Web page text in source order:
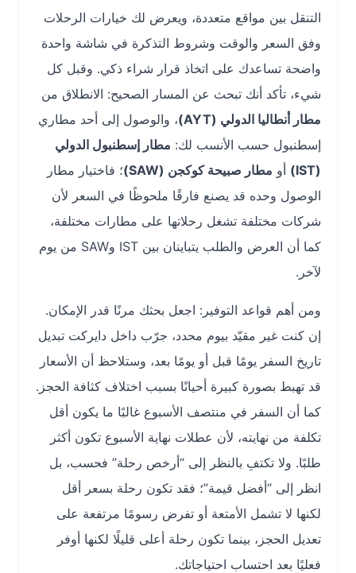
التنقل بين مواقع متعددة، ويعرض لك خيارات الرحلات
وفق السعر والوقت وشروط التذكرة في شاشة واحدة
واضحة تساعدك على اتخاذ قرار شراء ذكي. وقبل كل
شيء، تأكد أنك تبحث عن المسار الصحيح: الانطلاق من
مطار أنطاليا الدولي (AYT)
، والوصول إلى أحد مطاري
إسطنبول حسب الأنسب لك:مطار إسطنبول الدولي
أومطار صبيحة كوكجن (SAW)
؛ فاختيار مطار
الوصول وحده قد يصنع فارقًا ملحوظًا في السعر لأن
شركات مختلفة تشغل رحلاتها على مطارات مختلفة،
كما أن العرض والطلب يتباينان بين IST وSAW من يوم
ومن أهم قواعد التوفير: اجعل بحثك مرنًا قدر الإمكان.
إن كنت غير مقيّد بيوم محدد، جرّب داخل دايركت تبديل
تاريخ السفر يومًا قبل أو يومًا بعد، وستلاحظ أن الأسعار
قد تهبط بصورة كبيرة أحيانًا بسبب اختلاف كثافة الحجز.
كما أن السفر في منتصف الأسبوع غالبًا ما يكون أقل
تكلفة من نهايته، لأن عطلات نهاية الأسبوع تكون أكثر
طلبًا. ولا تكتفِ بالنظر إلى “أرخص رحلة” فحسب، بل
انظر إلى “أفضل قيمة”؛ فقد تكون رحلة بسعر أقل
لكنها لا تشمل الأمتعة أو تفرض رسومًا مرتفعة على
تعديل الحجز، بينما تكون رحلة أعلى قليلًا لكنها أوفر
فعليًا بعد احتساب احتياجاتك.